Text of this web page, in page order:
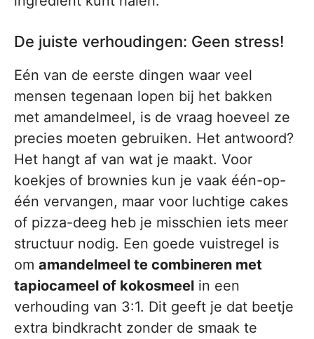
De juiste verhoudingen: Geen stress!
Eén van de eerste dingen waar veel
mensen tegenaan lopen bij het bakken
met amandelmeel, is de vraag hoeveel ze
precies moeten gebruiken. Het antwoord?
Het hangt af van wat je maakt. Voor
koekjes of brownies kun je vaak één-op-
één vervangen, maar voor luchtige cakes
of pizza-deeg heb je misschien iets meer
structuur nodig. Een goede vuistregel is
om amandelmeel te combineren met
tapiocameel of kokosmeel in een
verhouding van 3:1. Dit geeft je dat beetje
extra bindkracht zonder de smaak te